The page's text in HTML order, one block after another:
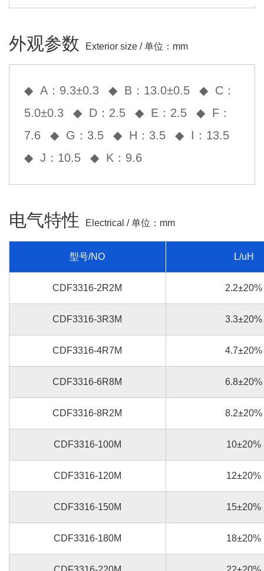
外观参数 Exterior size / 单位：mm
◆ A：9.3±0.3 ◆ B：13.0±0.5
◆ C：
5.0±0.3
◆ D：2.5 ◆ E：2.5
◆ F：
7.6
◆ G：3.5 ◆ H：3.5
◆ I：13.5
◆ J：10.5
◆ K：9.6
电气特性 Electrical / 单位：mm
型号/NO L/uH
CDF3316-2R2M 2.2±20%
CDF3316-3R3M 3.3±20%
CDF3316-4R7M 4.7±20%
CDF3316-6R8M 6.8±20%
CDF3316-8R2M 8.2±20%
CDF3316-100M 10±20%
CDF3316-120M 12±20%
CDF3316-150M 15±20%
CDF3316-180M 18±20%